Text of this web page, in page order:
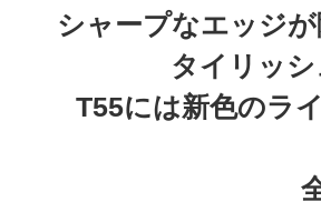
シャープなエッジ
タイリッシ
T55には新色のラ